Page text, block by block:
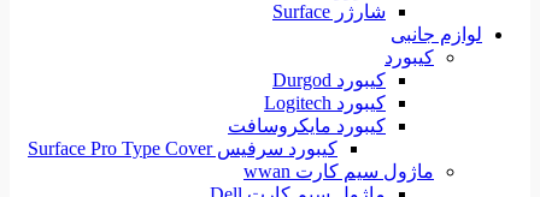
شارژر Surface
لوازم جانبی
کیبورد
کیبورد Durgod
کیبورد Logitech
کیبورد مایکروسافت
کیبورد سرفیس Surface Pro Type Cover
ماژول سیم کارت wwan